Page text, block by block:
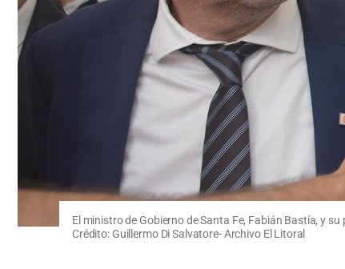
El ministro de Gobierno de Santa Fe, Fabián Bastía, y
Crédito: Guillermo Di Salvatore- Archivo El Litoral